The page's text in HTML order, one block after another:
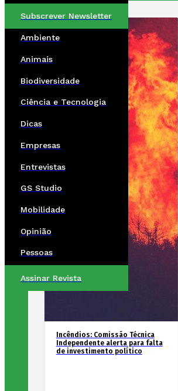
Subscrever Newsletter
Ambiente
Animais
Biodiversidade
Ciência e Tecnologia
Dicas
Empresas
Entrevistas
GS Studio
Mobilidade
Opinião
Pessoas
Assinar Revista
Incêndios: Comissão Técnica
Independente alerta para falta
de investimento político